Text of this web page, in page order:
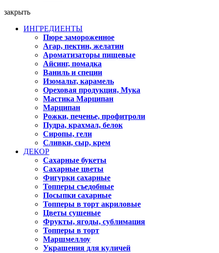
закрыть
ИНГРЕДИЕНТЫ
Пюре замороженное
Агар, пектин, желатин
Ароматизаторы пищевые
Айсинг, помадка
Ваниль и специи
Изомальт, карамель
Ореховая продукция, Мука
Мастика Марципан
Марципан
Рожки, печенье, профитроли
Пудра, крахмал, белок
Сиропы, гели
Сливки, сыр, крем
ДЕКОР
Сахарные букеты
Сахарные цветы
Фигурки сахарные
Топперы съедобные
Посыпки сахарные
Топперы в торт акриловые
Цветы сушеные
Фрукты, ягоды, сублимация
Топперы в торт
Маршмеллоу
Украшения для куличей